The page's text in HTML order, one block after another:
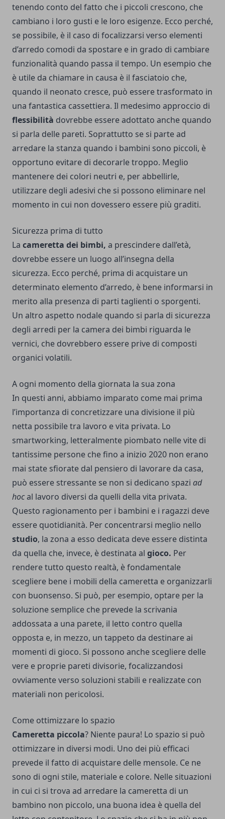
tenendo conto del fatto che i piccoli crescono, che
cambiano i loro gusti e le loro esigenze. Ecco perché,
se possibile, è il caso di focalizzarsi verso elementi
d’arredo comodi da spostare e in grado di cambiare
funzionalità quando passa il tempo. Un esempio che
è utile da chiamare in causa è il fasciatoio che,
quando il neonato cresce, può essere trasformato in
una fantastica cassettiera. Il medesimo approccio di
flessibilità dovrebbe essere adottato anche quando
si parla delle pareti. Soprattutto se si parte ad
arredare la stanza quando i bambini sono piccoli, è
opportuno evitare di decorarle troppo. Meglio
mantenere dei colori neutri e, per abbellirle,
utilizzare degli adesivi che si possono eliminare nel
momento in cui non dovessero essere più graditi.
Sicurezza prima di tutto
La cameretta dei bimbi, a prescindere dall’età,
dovrebbe essere un luogo all’insegna della
sicurezza. Ecco perché, prima di acquistare un
determinato elemento d’arredo, è bene informarsi in
merito alla presenza di parti taglienti o sporgenti.
Un altro aspetto nodale quando si parla di sicurezza
degli arredi per la camera dei bimbi riguarda le
vernici, che dovrebbero essere prive di composti
organici volatili.
A ogni momento della giornata la sua zona
In questi anni, abbiamo imparato come mai prima
l’importanza di concretizzare una divisione il più
netta possibile tra lavoro e vita privata. Lo
smartworking, letteralmente piombato nelle vite di
tantissime persone che fino a inizio 2020 non erano
mai state sfiorate dal pensiero di lavorare da casa,
può essere stressante se non si dedicano spazi ad
hocal lavoro diversi da quelli della vita privata.
Questo ragionamento per i bambini e i ragazzi deve
essere quotidianità. Per concentrarsi meglio nello
studio, la zona a esso dedicata deve essere distinta
da quella che, invece, è destinata al gioco. Per
rendere tutto questo realtà, è fondamentale
scegliere bene i mobili della cameretta e organizzarli
con buonsenso. Si può, per esempio, optare per la
soluzione semplice che prevede la scrivania
addossata a una parete, il letto contro quella
opposta e, in mezzo, un tappeto da destinare ai
momenti di gioco. Si possono anche scegliere delle
vere e proprie pareti divisorie, focalizzandosi
ovviamente verso soluzioni stabili e realizzate con
materiali non pericolosi.
Come ottimizzare lo spazio
Cameretta piccola? Niente paura! Lo spazio si può
ottimizzare in diversi modi. Uno dei più efficaci
prevede il fatto di acquistare delle mensole. Ce ne
sono di ogni stile, materiale e colore. Nelle situazioni
in cui ci si trova ad arredare la cameretta di un
bambino non piccolo, una buona idea è quella del